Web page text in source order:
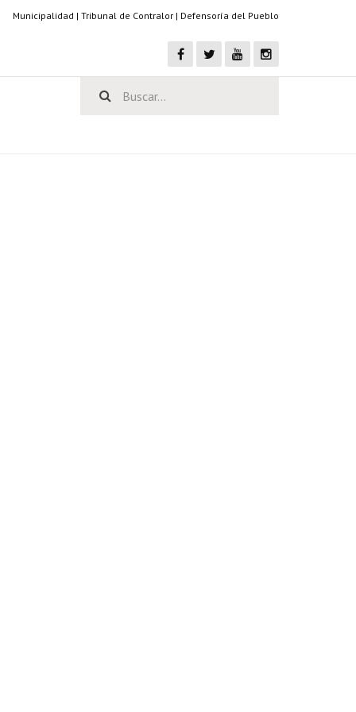
Municipalidad | Tribunal de Contralor | Defensoría del Pueblo